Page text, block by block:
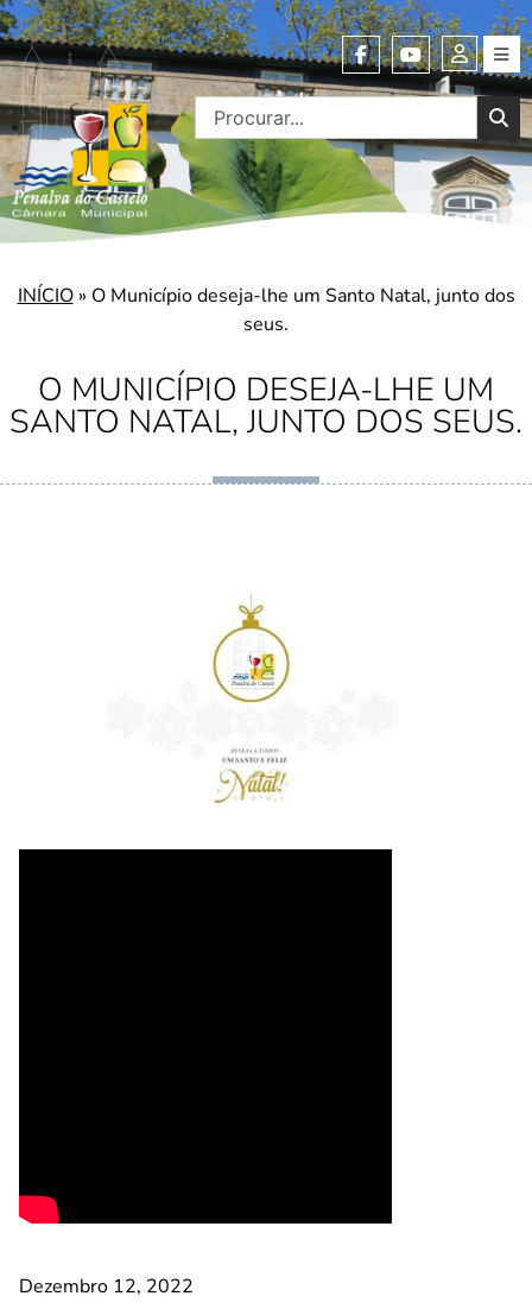
O MUNICÍPIO DESEJA-LHE UM
SANTO NATAL, JUNTO DOS SEUS.
INÍCIO» O Município deseja-lhe um Santo Natal, junto dos
seus.
Dezembro 12, 2022